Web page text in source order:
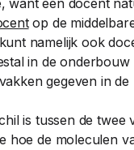
want een docent
op de
namelijk ook
in de
gegeven in
is tussen de
hoe de moleculen